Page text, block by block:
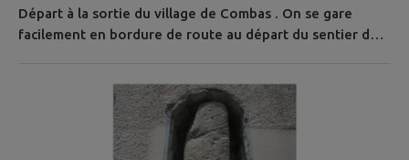
Départ à la sortie du village de Combas . On se gare
facilement en bordure de route au départ du sentier des
1 re bifurcation et après être passé sous la ligne
électrique, rejoindre la large piste forestière que l’on
prend à droite. Rejoindre les Pouzerans à une bifurcation